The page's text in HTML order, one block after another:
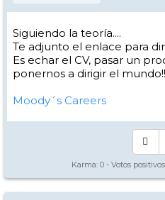
Siguiendo la teoría....
Te adjunto el enlace para
Es echar el CV, pasar un
ponernos a dirigir el
Moody´s Careers
Karma: 0 - Votos